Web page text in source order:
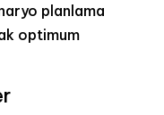
planlama
optimum